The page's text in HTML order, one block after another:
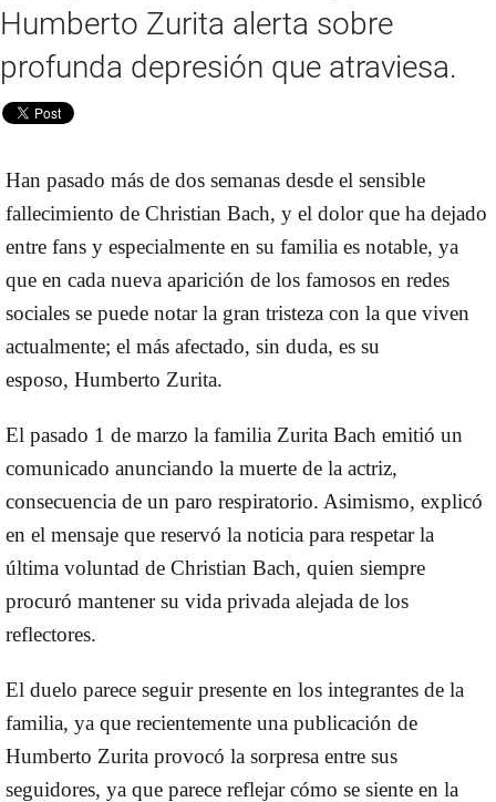
Humberto Zurita alerta sobre
profunda depresión que atraviesa.
Han pasado más de dos semanas desde el sensible
fallecimiento de Christian Bach, y el dolor que ha dejado
entre fans y especialmente en su familia es notable, ya
que en cada nueva aparición de los famosos en redes
sociales se puede notarla gran tristeza con la que viven
actualmente; el más afectado, sin duda, es su
esposo, Humberto Zurita.
El pasado 1 de marzo la familia Zurita Bach emitió un
comunicado anunciando la muerte de la actriz,
consecuencia de un paro respiratorio. Asimismo, explicó
en el mensaje que reservó la noticia para respetar la
última voluntad de Christian Bach, quien siempre
procuró mantener su vida privada alejada de los
reflectores.
El duelo parece seguir presente en los integrantes de la
familia, ya que recientemente una publicación de
Humberto Zurita provocó la sorpresa entre sus
seguidores, ya que parece reflejarcómo se siente en la